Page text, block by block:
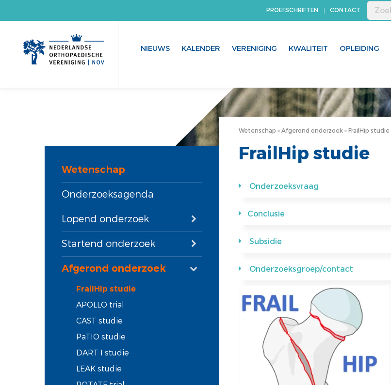
PROEFSCHRIFTEN CONTACT
NIEUWS KALENDER VERENIGING KWALITEIT OPLEIDING
Wetenschap
Onderzoeksagenda
Lopend onderzoek
Startend onderzoek
Afgerond onderzoek
FrailHip studie
APOLLO trial
CAST studie
PaTIO studie
DART I studie
LEAK studie
Wetenschap Afgerond onderzoek FrailHip studie
FrailHip studie
Onderzoeksvraag
Conclusie
Subsidie
Onderzoeksgroep/contact